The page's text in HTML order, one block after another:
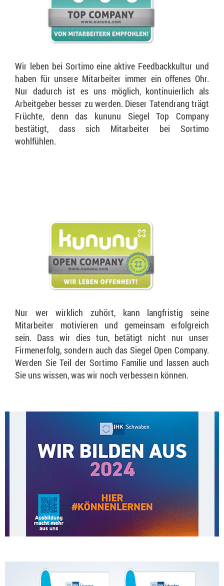
Wir leben bei Sortimo eine aktive Feedbackkultur und
haben für unsere Mitarbeiter immer ein offenes Ohr.
Nur dadurch ist es uns möglich, kontinuierlich als
Arbeitgeber besser zu werden. Dieser Tatendrang trägt
Früchte, denn das kununu Siegel Top Company
bestätigt, dass sich Mitarbeiter bei Sortimo
wohlfühlen.
Nur wer wirklich zuhört, kann langfristig seine
Mitarbeiter motivieren und gemeinsam erfolgreich
sein. Dass wir dies tun, betätigt nicht nur unser
Firmenerfolg, sondern auch das Siegel Open Company.
Werden Sie Teil der Sortimo Familie und lassen auch
Sie uns wissen, was wir noch verbessern können.